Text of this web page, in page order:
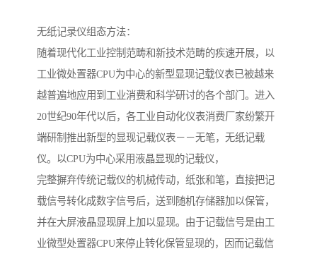
无纸记录仪组态方法：
随着现代化工业控制范畴和新技术范畴的疾速开展，以
工业微处置器CPU为中心的新型显现记载仪表已被越来
越普遍地应用到工业消费和科学研讨的各个部门。进入
20世纪90年代以后，各工业自动化仪表消费厂家纷繁开
端研制推出新型的显现记载仪表－－无笔，无纸记载
仪。以CPU为中心采用液晶显现的记载仪，
完整摒弃传统记载仪的机械传动，纸张和笔，直接把记
载信号转化成数字信号后，送到随机存储器加以保管，
并在大屏液晶显现屏上加以显现。由于记载信号是由工
业微型处置器CPU来停止转化保管显现的，因而记载信